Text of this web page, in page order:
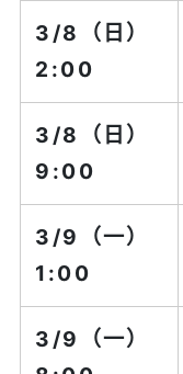
3/8（日）
2:00
3/8（日）
9:00
3/9（一）
1:00
3/9（一）